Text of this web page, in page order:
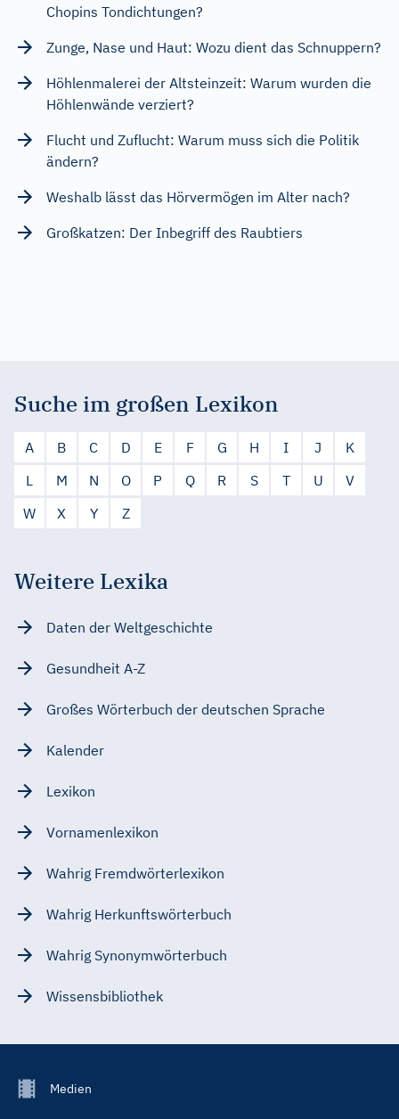
Chopins Tondichtungen?
Zunge, Nase und Haut: Wozu dient das Schnuppern?
Höhlenmalerei der Altsteinzeit: Warum wurden die
Höhlenwände verziert?
Flucht und Zuflucht: Warum muss sich die Politik
ändern?
Weshalb lässt das Hörvermögen im Alter nach?
Großkatzen: Der Inbegriff des Raubtiers
Suche im großen Lexikon
A B C D E F G H I J
K
L
M N O P Q R S T U
V
W
X Y Z
Weitere Lexika
Daten der Weltgeschichte
Gesundheit A-Z
Großes Wörterbuch der deutschen Sprache
Kalender
Lexikon
Vornamenlexikon
Wahrig Fremdwörterlexikon
Wahrig Herkunftswörterbuch
Wahrig Synonymwörterbuch
Wissensbibliothek
FooterMedien